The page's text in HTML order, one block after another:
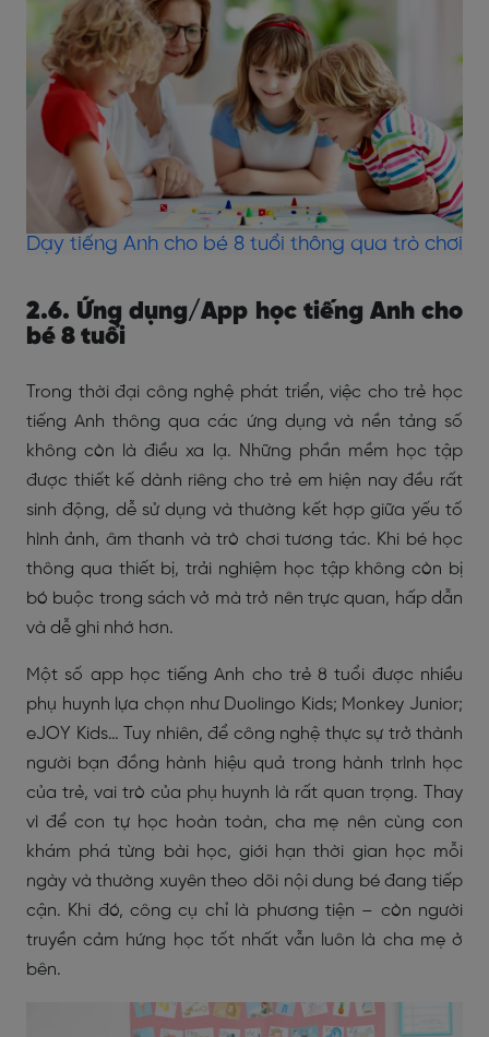
Dạy tiếng Anh cho bé 8 tuổi thông qua trò chơi
2.6. Ứng dụng/App học tiếng Anh cho
bé 8 tuổi
Trong thời đại công nghệ phát triển, việc cho trẻ học
tiếng Anh thông qua các ứng dụng và nền tảng số
không còn là điều xa lạ. Những phần mềm học tập
được thiết kế dành riêng cho trẻ em hiện nay đều rất
sinh động, dễ sử dụng và thường kết hợp giữa yếu tố
hình ảnh, âm thanh và trò chơi tương tác. Khi bé học
thông qua thiết bị, trải nghiệm học tập không còn bị
bó buộc trong sách vở mà trở nên trực quan, hấp dẫn
và dễ ghi nhớ hơn.
Một số app học tiếng Anh cho trẻ 8 tuổi được nhiều
phụ huynh lựa chọn như Duolingo Kids; Monkey Junior;
eJOY Kids… Tuy nhiên, để công nghệ thực sự trở thành
người bạn đồng hành hiệu quả trong hành trình học
của trẻ, vai trò của phụ huynh là rất quan trọng. Thay
vì để con tự học hoàn toàn, cha mẹ nên cùng con
khám phá từng bài học, giới hạn thời gian học mỗi
ngày và thường xuyên theo dõi nội dung bé đang tiếp
cận. Khi đó, công cụ chỉ là phương tiện – còn người
truyền cảm hứng học tốt nhất vẫn luôn là cha mẹ ở
bên.